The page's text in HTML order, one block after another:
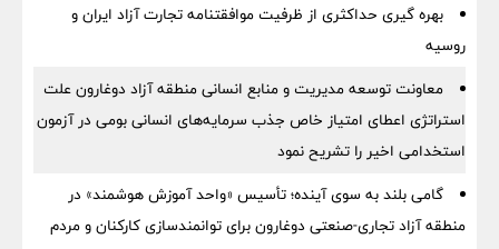
بهره گیری حداکثری از ظرفیت موافقتنامه تجارت آزاد ایران و
روسیه
معاونت توسعه مدیریت و منابع انسانی منطقه آزاد دوغارون علت
استراتژی اعطای امتیاز خاص جذب سرمایه‌های انسانی بومی در آزمون
استخدامی اخیر را تشریح نمود
گامی بلند به سوی آینده؛ تأسیس «واحد آموزش هوشمند» در
منطقه آزاد تجاری-صنعتی دوغارون برای توانمندسازی کارکنان و مردم